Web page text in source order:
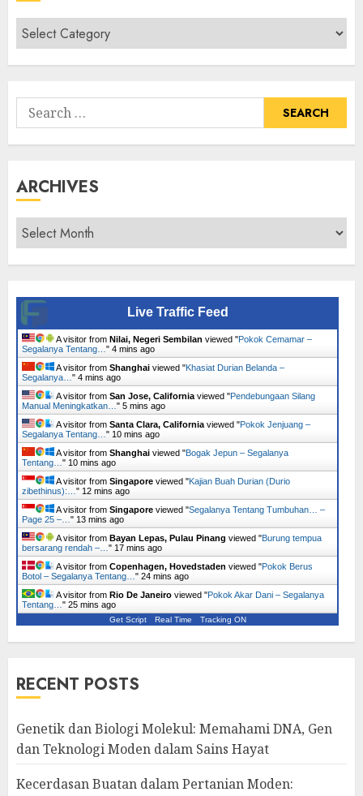
Cari
Senarai
Tumbuhan
Search
for:
ARCHIVES
Archives
Live Traffic Feed
A visitor from Nilai, Negeri Sembilan viewed "Pokok Cemamar –
Segalanya Tentang… " 4 mins ago
A visitor from Shanghai viewed "Khasiat Durian Belanda –
Segalanya… " 4 mins ago
A visitor from San Jose, California viewed "Pendebungaan Silang
Manual Meningkatkan… " 5 mins ago
A visitor from Santa Clara, California viewed "Pokok Jenjuang –
Segalanya Tentang… " 10 mins ago
A visitor from Shanghai viewed "Bogak Jepun – Segalanya
Tentang… " 10 mins ago
A visitor from Singapore viewed "Kajian Buah Durian (Durio
zibethinus):… " 12 mins ago
A visitor from Singapore viewed "Segalanya Tentang Tumbuhan… –
Page 25 –… " 13 mins ago
A visitor from Bayan Lepas, Pulau Pinang viewed "Burung tempua
bersarang rendah –… " 17 mins ago
A visitor from Copenhagen, Hovedstaden viewed "Pokok Berus
Botol – Segalanya Tentang… " 24 mins ago
A visitor from Rio De Janeiro viewed "Pokok Akar Dani – Segalanya
Tentang… " 25 mins ago
Get Script Real Time Tracking ON
RECENT POSTS
Genetik dan Biologi Molekul: Memahami DNA, Gen
dan Teknologi Moden dalam Sains Hayat
Kecerdasan Buatan dalam Pertanian Moden: